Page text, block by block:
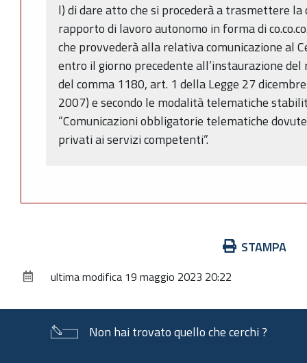
l) di dare atto che si procederà a trasmettere la
rapporto di lavoro autonomo in forma di
che provvederà alla relativa comunicazione al
entro il giorno precedente all’instaurazione
del comma 1180, art. 1 della Legge 27
2007) e secondo le modalità telematiche
“Comunicazioni obbligatorie telematiche
privati ai servizi competenti”.
documento
STAMPA
ultima modifica 19 maggio 2023 20:22
Non hai trovato quello che cerchi ?